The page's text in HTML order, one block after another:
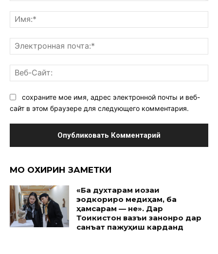
сохраните мое имя, адрес электронной почты и веб-
сайт в этом браузере для следующего комментария.
МО ОХИРИН ЗАМЕТКИ
«Ба духтарам иҷозаи
эҷодкориро медиҳам, ба
ҳамсарам — не». Дар
Тоҷикистон вазъи занонро дар
санъат пажуҳиш карданд